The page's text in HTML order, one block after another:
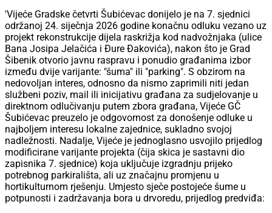
'Vijeće Gradske četvrti Šubićevac donijelo je na 7. sjednici
održanoj 24. siječnja 2026 godine konačnu odluku vezano uz
projekt rekonstrukcije dijela raskrižja kod nadvožnjaka (ulice
Bana Josipa Jelačića i Đure Đakovića), nakon što je Grad
Šibenik otvorio javnu raspravu i ponudio građanima izbor
između dvije varijante: "šuma" ili "parking". S obzirom na
nedovoljan interes, odnosno da nismo zaprimili niti jedan
službeni poziv, mail ili inicijativu građana za sudjelovanje u
direktnom odlučivanju putem zbora građana, Vijeće GČ
Šubićevac preuzelo je odgovornost za donošenje odluke u
najboljem interesu lokalne zajednice, sukladno svojoj
nadležnosti. Nadalje, Vijeće je jednoglasno usvojilo prijedlog
modificirane varijante projekta (čija skica je sastavni dio
zapisnika 7. sjednice) koja uključuje izgradnju prijeko
potrebnog parkirališta, ali uz značajnu promjenu u
hortikulturnom rješenju. Umjesto sječe postojeće šume u
potpunosti i zadržavanja bora u drvoredu, prijedlog predviđa: